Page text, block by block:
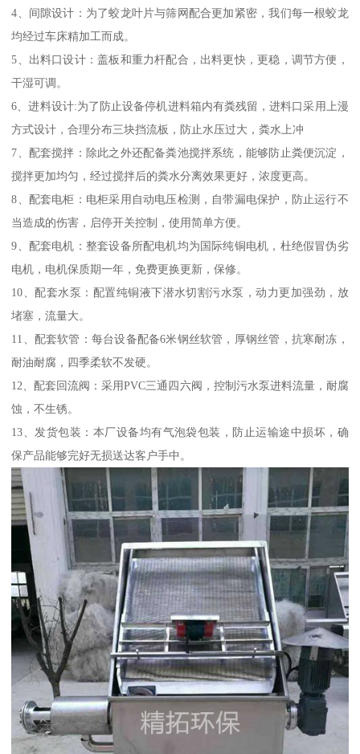
4、间隙设计：为了蛟龙叶片与筛网配合更加紧密，我们每一根蛟龙
均经过车床精加工而成。
5、出料口设计：盖板和重力杆配合，出料更快，更稳，调节方便，
干湿可调。
6、进料设计:为了防止设备停机进料箱内有粪残留，进料口采用上漫
方式设计，合理分布三块挡流板，防止水压过大，粪水上冲
7、配套搅拌：除此之外还配备粪池搅拌系统，能够防止粪便沉淀，
搅拌更加均匀，经过搅拌后的粪水分离效果更好，浓度更高。
8、配套电柜：电柜采用自动电压检测，自带漏电保护，防止运行不
当造成的伤害，启停开关控制，使用简单方便。
9、配套电机：整套设备所配电机均为国际纯铜电机，杜绝假冒伪劣
电机，电机保质期一年，免费更换更新，保修。
10、配套水泵：配置纯铜液下潜水切割污水泵，动力更加强劲，放
堵塞，流量大。
11、配套软管：每台设备配备6米钢丝软管，厚钢丝管，抗寒耐冻，
耐油耐腐，四季柔软不发硬。
12、配套回流阀：采用PVC三通四六阀，控制污水泵进料流量，耐腐
蚀，不生锈。
13、发货包装：本厂设备均有气泡袋包装，防止运输途中损坏，确
保产品能够完好无损送达客户手中。